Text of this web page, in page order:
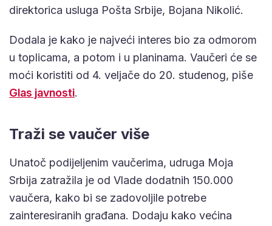
direktorica usluga Pošta Srbije, Bojana Nikolić.
Dodala je kako je najveći interes bio za odmorom
u toplicama, a potom i u planinama. Vaučeri će se
moći koristiti od 4. veljače do 20. studenog, piše
Glas javnosti.
Traži se vaučer više
Unatoč podijeljenim vaučerima, udruga Moja
Srbija zatražila je od Vlade dodatnih 150.000
vaučera, kako bi se zadovoljile potrebe
zainteresiranih građana. Dodaju kako većina